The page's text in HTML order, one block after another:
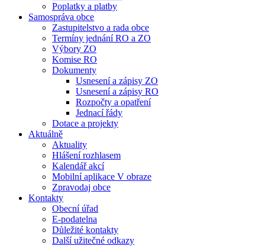
Poplatky a platby
Samospráva obce
Zastupitelstvo a rada obce
Termíny jednání RO a ZO
Výbory ZO
Komise RO
Dokumenty
Usnesení a zápisy ZO
Usnesení a zápisy RO
Rozpočty a opatření
Jednací řády
Dotace a projekty
Aktuálně
Aktuality
Hlášení rozhlasem
Kalendář akcí
Mobilní aplikace V obraze
Zpravodaj obce
Kontakty
Obecní úřad
E-podatelna
Důležité kontakty
Další užitečné odkazy